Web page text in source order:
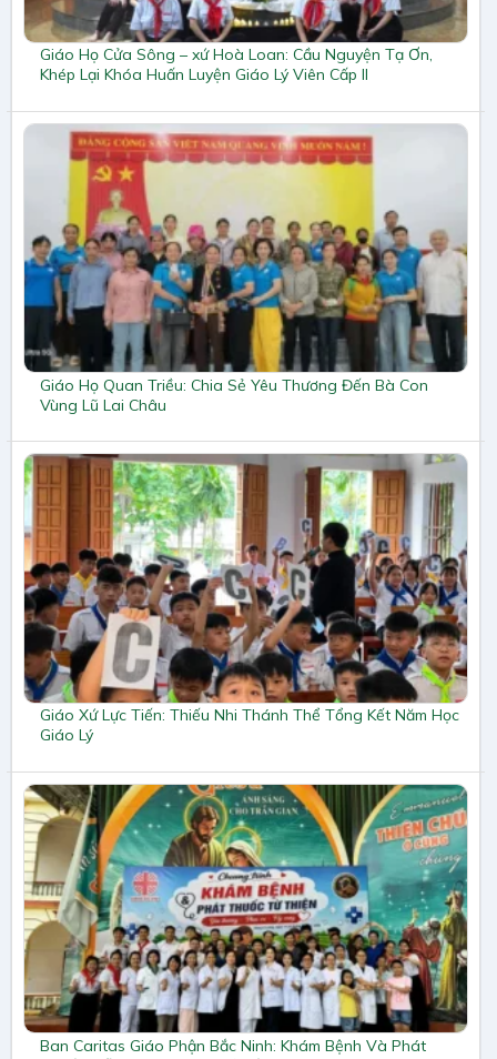
Giáo Họ Cửa Sông – xứ Hoà Loan: Cầu Nguyện Tạ Ơn,
Khép Lại Khóa Huấn Luyện Giáo Lý Viên Cấp II
Giáo Họ Quan Triều: Chia Sẻ Yêu Thương Đến Bà Con
Vùng Lũ Lai Châu
Giáo Xứ Lực Tiến: Thiếu Nhi Thánh Thể Tổng Kết Năm Học
Giáo Lý
Ban Caritas Giáo Phận Bắc Ninh: Khám Bệnh Và Phát